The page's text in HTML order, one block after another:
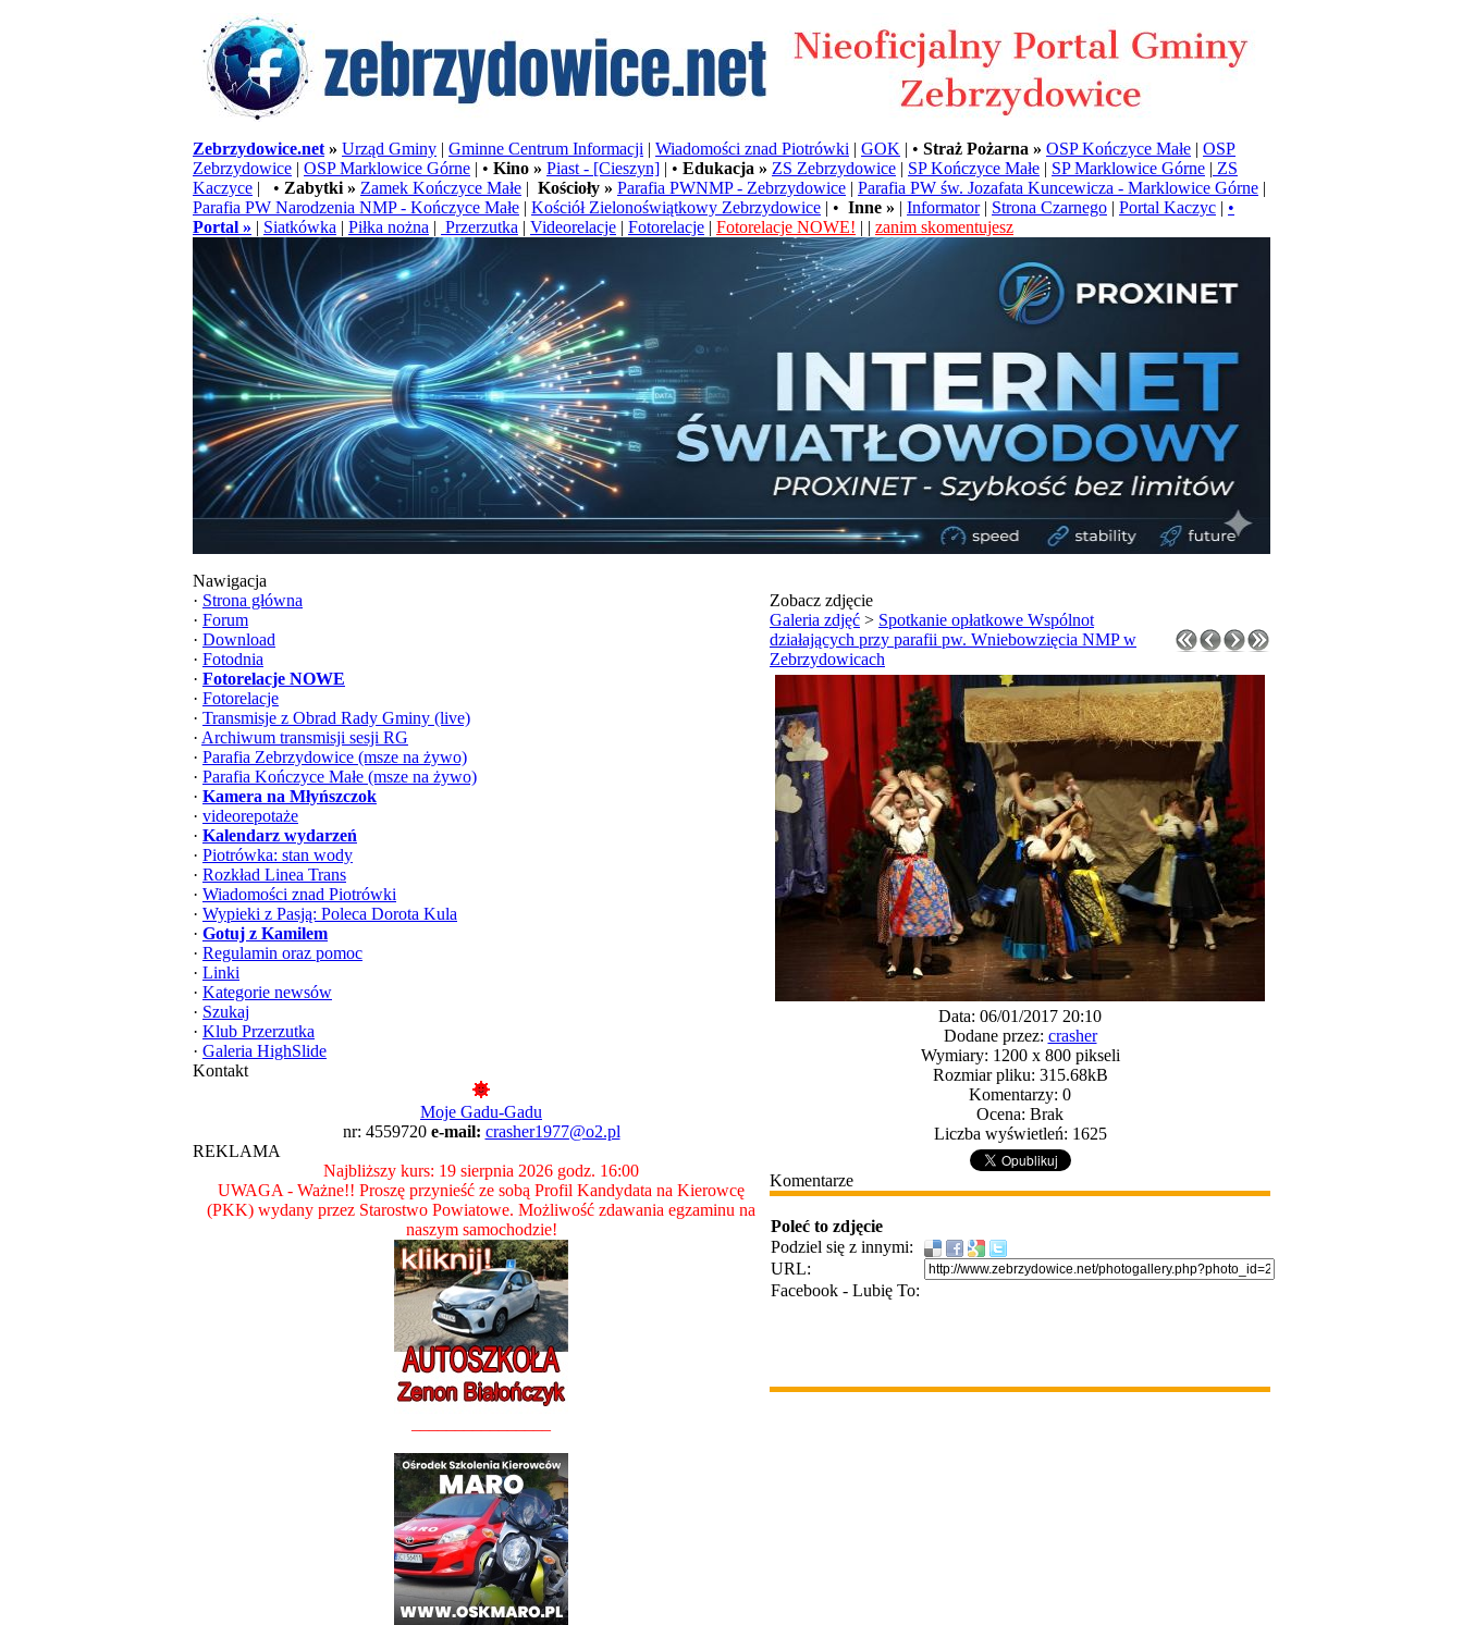
Zebrzydowice.net » Urząd Gminy | Gminne Centrum Informacji | Wiadomości znad Piotrówki | GOK | • Straż Pożarna » OSP Kończyce Małe | OSP
Zebrzydowice | OSP Marklowice Górne | • Kino » Piast - [Cieszyn] | • Edukacja » ZS Zebrzydowice | SP Kończyce Małe | SP Marklowice Górne | ZS
Kaczyce | • Zabytki » Zamek Kończyce Małe | Kościoły » Parafia PWNMP - Zebrzydowice | Parafia PW św. Jozafata Kuncewicza - Marklowice Górne |
Parafia PW Narodzenia NMP - Kończyce Małe | Kościół Zielonoświątkowy Zebrzydowice | • Inne » | Informator| Strona Czarnego | Portal Kaczyc | •
Portal » | Siatkówka | Piłka nożna | Przerzutka | Videorelacje | Fotorelacje | Fotorelacje NOWE! | | zanim skomentujesz
Nawigacja
· Strona główna
· Forum
· Download
· Fotodnia
· Fotorelacje NOWE
· Fotorelacje
· Transmisje z Obrad Rady Gminy (live)
· Archiwum transmisji sesji RG
· Parafia Zebrzydowice (msze na żywo)
· Parafia Kończyce Małe (msze na żywo)
· Kamera na Młyńszczok
· videorepotaże
· Kalendarz wydarzeń
· Piotrówka: stan wody
· Rozkład Linea Trans
· Wiadomości znad Piotrówki
· Wypieki z Pasją: Poleca Dorota Kula
· Gotuj z Kamilem
· Regulamin oraz pomoc
· Linki
· Kategorie newsów
· Szukaj
· Klub Przerzutka
· Galeria HighSlide
Kontakt
Moje Gadu-Gadu
nr: 4559720 e-mail: crasher1977@o2.pl
REKLAMA
Najbliższy kurs: 19 sierpnia 2026 godz. 16:00
UWAGA - Ważne!! Proszę przynieść ze sobą Profil Kandydata na Kierowcę
(PKK) wydany przez Starostwo Powiatowe. Możliwość zdawania egzaminu na
naszym samochodzie!
Zobacz zdjęcie
Galeria zdjęć > Spotkanie opłatkowe Wspólnot
działających przy parafii pw. Wniebowzięcia NMP w
Zebrzydowicach
Data: 06/01/2017 20:10
Dodane przez: crasher
Wymiary: 1200 x 800 pikseli
Rozmiar pliku: 315.68kB
Komentarzy: 0
Ocena: Brak
Liczba wyświetleń: 1625
Komentarze
Poleć to zdjęcie
Podziel się z innymi:
URL:
Facebook - Lubię To: